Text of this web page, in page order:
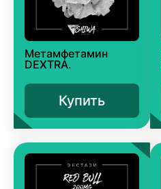
Метамфетамин
DEXTRA.
Купить